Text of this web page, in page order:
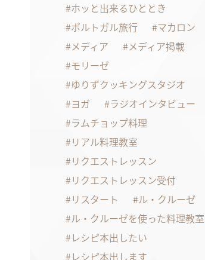
ホッと出来るひととき
ポルトガル旅行
マカロン
メディア
メディア掲載
モリーゼ
ゆりずクッキングスタジオ
ヨガ
ラジオインタビュー
ラムチョップ料理
リアル料理教室
リクエストレッスン
リクエストレッスン受付
リスタート
ル・クルーゼ
ル・クルーゼを使った料理教室
レシピ本出したい
レシピ本出します